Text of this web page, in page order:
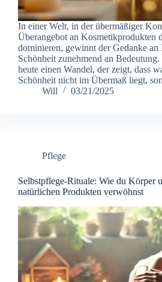
In einer Welt, in der übermäßiger
Überangebot an Kosmetikprodukten
dominieren, gewinnt der Gedanke an
Schönheit zunehmend an
heute einen Wandel, der zeigt, dass
Schönheit nicht im Übermaß liegt,
Will
03/21/2025
Pflege
Selbstpflege-Rituale: Wie du Körper
natürlichen Produkten verwöhnst